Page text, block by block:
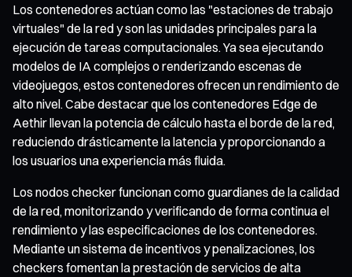
Los contenedores actúan como las "estaciones de trabajo
virtuales" de la red y son las unidades principales para la
ejecución de tareas computacionales. Ya sea ejecutando
modelos de IA complejos o renderizando escenas de
videojuegos, estos contenedores ofrecen un rendimiento de
alto nivel. Cabe destacar que los contenedores Edge de
Aethir llevan la potencia de cálculo hasta el borde de la red,
reduciendo drásticamente la latencia y proporcionando a
los usuarios una experiencia más fluida.
Los nodos checker funcionan como guardianes de la calidad
de la red, monitorizando y verificando de forma continua el
rendimiento y las especificaciones de los contenedores.
Mediante un sistema de incentivos y penalizaciones, los
checkers fomentan la prestación de servicios de alta